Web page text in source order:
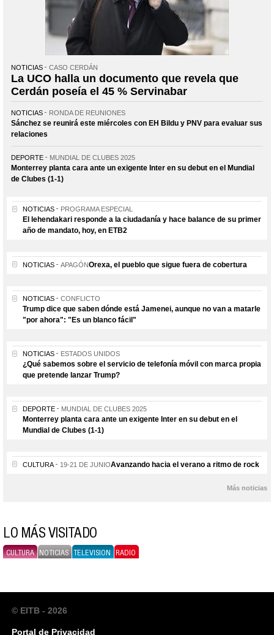
NOTICIAS CASO CERDÁN
La UCO halla un documento que revela que
Cerdán poseía el 45 % Servinabar
NOTICIAS RONDA DE REUNIONES
Sánchez se reunirá este miércoles con EH Bildu y PNV para evaluar sus
relaciones
DEPORTE MUNDIAL DE CLUBES 2025
Monterrey planta cara ante un exigente Inter en su debut en el Mundial
de Clubes (1-1)
NOTICIAS PROGRAMA ESPECIAL
El lehendakari responde a la ciudadanía y hace balance de su primer
año de mandato, hoy, en ETB2
NOTICIAS APAGÓNOrexa, el pueblo que sigue fuera de cobertura
NOTICIAS CONFLICTO
Trump dice que saben dónde está Jamenei, aunque no van a matarle
"por ahora": "Es un blanco fácil"
NOTICIAS ESTADOS UNIDOS
¿Qué sabemos sobre el servicio de telefonía móvil con marca propia
que pretende lanzar Trump?
DEPORTE MUNDIAL DE CLUBES 2025
Monterrey planta cara ante un exigente Inter en su debut en el
Mundial de Clubes (1-1)
CULTURA 19-21 DE JUNIOAvanzando hacia el verano a ritmo de rock
Más noticias
LO MÁS VISITADO
CULTURA NOTICIAS TELEVISION RADIO
© EITB - 2026
Portal de Privacidad